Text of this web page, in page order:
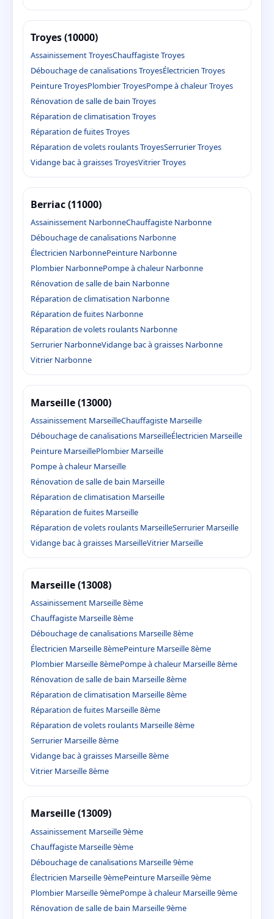
Troyes (10000)
Assainissement TroyesChauffagiste Troyes
Débouchage de canalisations TroyesÉlectricien Troyes
Peinture TroyesPlombier TroyesPompe à chaleur Troyes
Rénovation de salle de bain Troyes
Réparation de climatisation Troyes
Réparation de fuites Troyes
Réparation de volets roulants TroyesSerrurier Troyes
Vidange bac à graisses TroyesVitrier Troyes
Berriac (11000)
Assainissement NarbonneChauffagiste Narbonne
Débouchage de canalisations Narbonne
Électricien NarbonnePeinture Narbonne
Plombier NarbonnePompe à chaleur Narbonne
Rénovation de salle de bain Narbonne
Réparation de climatisation Narbonne
Réparation de fuites Narbonne
Réparation de volets roulants Narbonne
Serrurier NarbonneVidange bac à graisses Narbonne
Vitrier Narbonne
Marseille (13000)
Assainissement MarseilleChauffagiste Marseille
Débouchage de canalisations MarseilleÉlectricien Marseille
Peinture MarseillePlombier Marseille
Pompe à chaleur Marseille
Rénovation de salle de bain Marseille
Réparation de climatisation Marseille
Réparation de fuites Marseille
Réparation de volets roulants MarseilleSerrurier Marseille
Vidange bac à graisses MarseilleVitrier Marseille
Marseille (13008)
Assainissement Marseille 8ème
Chauffagiste Marseille 8ème
Débouchage de canalisations Marseille 8ème
Électricien Marseille 8èmePeinture Marseille 8ème
Plombier Marseille 8èmePompe à chaleur Marseille 8ème
Rénovation de salle de bain Marseille 8ème
Réparation de climatisation Marseille 8ème
Réparation de fuites Marseille 8ème
Réparation de volets roulants Marseille 8ème
Serrurier Marseille 8ème
Vidange bac à graisses Marseille 8ème
Vitrier Marseille 8ème
Marseille (13009)
Assainissement Marseille 9ème
Chauffagiste Marseille 9ème
Débouchage de canalisations Marseille 9ème
Électricien Marseille 9èmePeinture Marseille 9ème
Plombier Marseille 9èmePompe à chaleur Marseille 9ème
Rénovation de salle de bain Marseille 9ème